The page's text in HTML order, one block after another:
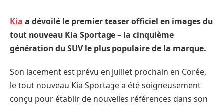
Kia a dévoilé le premier teaser officiel en images du
tout nouveau Kia Sportage – la cinquième
génération du SUV le plus populaire de la marque.
Son lacement est prévu en juillet prochain en Corée,
le tout nouveau Kia Sportage a été soigneusement
conçu pour établir de nouvelles références dans son